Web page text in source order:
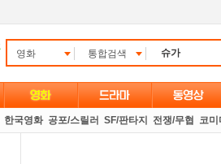
영화 통합검색
한국영화 공포/스릴러 SF/판타지 전쟁/무협 코미